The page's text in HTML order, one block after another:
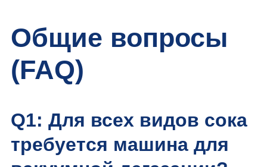
Общие вопросы
(FAQ)
Q1: Для всех видов сока
требуется машина для